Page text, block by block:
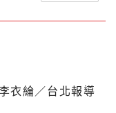
衣綸／台北報導